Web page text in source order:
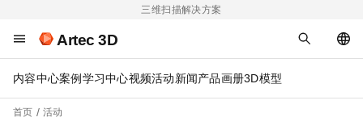
三维扫描解决方案
Artec 3D
内容中心案例 学习中心视频活动新闻产品画册3D模型
首页 活动